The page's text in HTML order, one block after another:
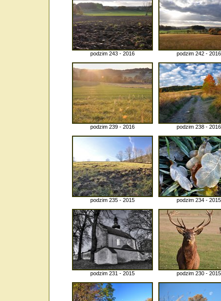
podzim 243 - 2016 podzim 242 - 2016
podzim 239 - 2016 podzim 238 - 2016
podzim 235 - 2015 podzim 234 - 2015
podzim 231 - 2015 podzim 230 - 2015